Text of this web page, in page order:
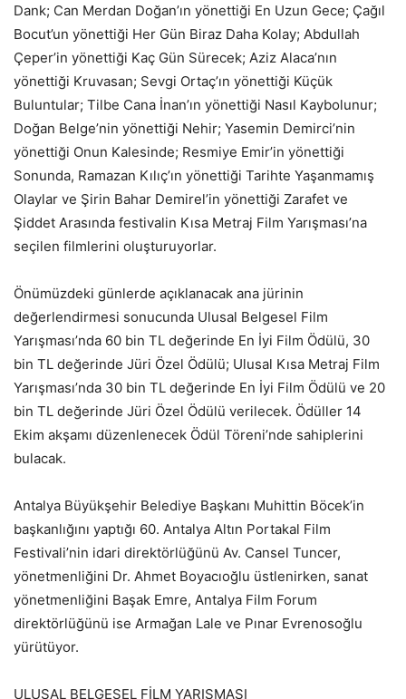
Dank; Can Merdan Doğan’ın yönettiği En Uzun Gece; Çağıl
Bocut’un yönettiği Her Gün Biraz Daha Kolay; Abdullah
Çeper’in yönettiği Kaç Gün Sürecek; Aziz Alaca’nın
yönettiği Kruvasan; Sevgi Ortaç’ın yönettiği Küçük
Buluntular; Tilbe Cana İnan’ın yönettiği Nasıl Kaybolunur;
Doğan Belge’nin yönettiği Nehir; Yasemin Demirci’nin
yönettiği Onun Kalesinde; Resmiye Emir’in yönettiği
Sonunda, Ramazan Kılıç’ın yönettiği Tarihte Yaşanmamış
Olaylar ve Şirin Bahar Demirel’in yönettiği Zarafet ve
Şiddet Arasında festivalin Kısa Metraj Film Yarışması’na
seçilen filmlerini oluşturuyorlar.
Önümüzdeki günlerde açıklanacak ana jürinin
değerlendirmesi sonucunda Ulusal Belgesel Film
Yarışması’nda 60 bin TL değerinde En İyi Film Ödülü, 30
bin TL değerinde Jüri Özel Ödülü; Ulusal Kısa Metraj Film
Yarışması’nda 30 bin TL değerinde En İyi Film Ödülü ve 20
bin TL değerinde Jüri Özel Ödülü verilecek. Ödüller 14
Ekim akşamı düzenlenecek Ödül Töreni’nde sahiplerini
bulacak.
Antalya Büyükşehir Belediye Başkanı Muhittin Böcek’in
başkanlığını yaptığı 60. Antalya Altın Portakal Film
Festivali’nin idari direktörlüğünü Av. Cansel Tuncer,
yönetmenliğini Dr. Ahmet Boyacıoğlu üstlenirken, sanat
yönetmenliğini Başak Emre, Antalya Film Forum
direktörlüğünü ise Armağan Lale ve Pınar Evrenosoğlu
yürütüyor.
ULUSAL BELGESEL FİLM YARIŞMASI